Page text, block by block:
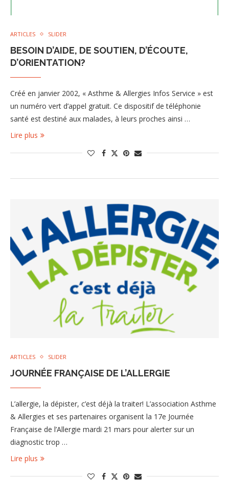
ARTICLES SLIDER
BESOIN D’AIDE, DE SOUTIEN, D’ÉCOUTE,
D’ORIENTATION?
Créé en janvier 2002, « Asthme & Allergies Infos Service » est
un numéro vert d’appel gratuit. Ce dispositif de téléphonie
santé est destiné aux malades, à leurs proches ainsi …
Lire plus
ARTICLES SLIDER
JOURNÉE FRANÇAISE DE L’ALLERGIE
L’allergie, la dépister, c’est déjà la traiter! L’association Asthme
& Allergies et ses partenaires organisent la 17e Journée
Française de l’Allergie mardi 21 mars pour alerter sur un
diagnostic trop …
Lire plus